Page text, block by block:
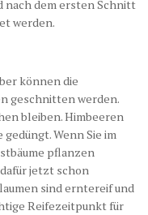
nach dem ersten Schnitt
werden.
können die
geschnitten werden.
bleiben. Himbeeren
Wenn Sie im
pflanzen
jetzt schon
sind erntereif und
Reifezeitpunkt für